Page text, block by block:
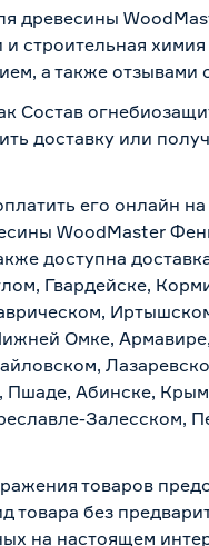
древесины
и строительная
а также
Состав
доставку или
его онлайн
WoodMaster
доступна
Гвардейске,
Омке,
Абинске,
Залесском,
товаров
товара без
на настоящем